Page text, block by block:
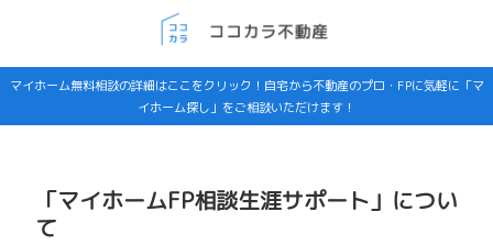
マイホーム無料相談の詳細はここをクリック！自宅から不動産のプロ・FPに気軽に「マ
イホーム探し」をご相談いただけます！
「マイホームFP相談生涯サポート」につい
て